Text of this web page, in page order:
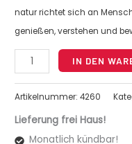
natur richtet sich an
genießen, verstehen und
IN DEN
Artikelnummer:4260
Lieferung frei Haus!
Monatlich kündbar!